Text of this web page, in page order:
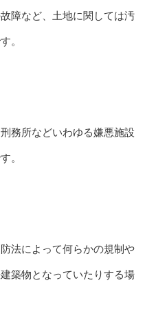
障など、土地に関しては汚
。
務所などいわゆる嫌悪施設
。
法によって何らかの規制や
築物となっていたりする場